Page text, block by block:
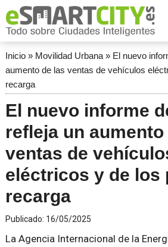
Inicio» Movilidad Urbana» El nuevo
aumento de las ventas de vehículos
recarga
El nuevo informe
refleja un aumento
ventas de
eléctricos y de los
recarga
Publicado: 16/05/2025
La Agencia Internacional de la